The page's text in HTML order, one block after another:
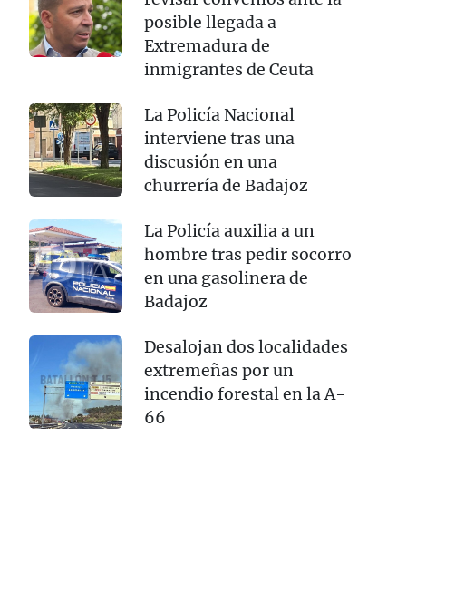
posible llegada a
Extremadura de
inmigrantes de Ceuta
La Policía Nacional
interviene tras una
discusión en una
churrería de Badajoz
La Policía auxilia a un
hombre tras pedir socorro
en una gasolinera de
Badajoz
Desalojan dos localidades
extremeñas por un
incendio forestal en la A-
66